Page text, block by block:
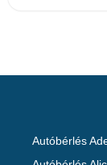
Autóbérlés